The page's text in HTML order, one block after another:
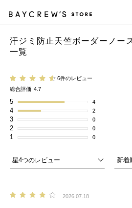
汗ジミ防止天竺ボーダーノー
一覧
6件のレビュー
総合評価 4.7
5 4
4 2
3 0
2 0
1 0
2026.07.18